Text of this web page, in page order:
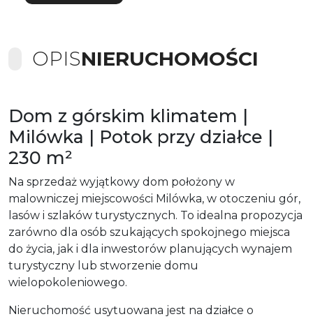
OPISNIERUCHOMOŚCI
Dom z górskim klimatem |
Milówka | Potok przy działce |
230 m²
Na sprzedaż wyjątkowy dom położony w
malowniczej miejscowości Milówka, w otoczeniu gór,
lasów i szlaków turystycznych. To idealna propozycja
zarówno dla osób szukających spokojnego miejsca
do życia, jak i dla inwestorów planujących wynajem
turystyczny lub stworzenie domu
wielopokoleniowego.
Nieruchomość usytuowana jest na działce o